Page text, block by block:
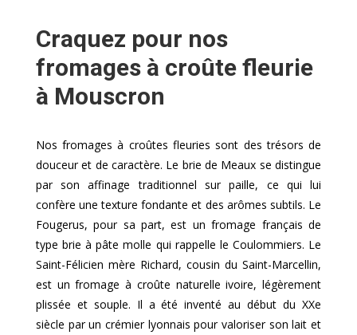
Craquez pour nos
fromages à croûte fleurie
à Mouscron
Nos fromages à croûtes fleuries sont des trésors de
douceur et de caractère. Le brie de Meaux se distingue
par son affinage traditionnel sur paille, ce qui lui
confère une texture fondante et des arômes subtils. Le
Fougerus, pour sa part, est un fromage français de
type brie à pâte molle qui rappelle le Coulommiers. Le
Saint-Félicien mère Richard, cousin du Saint-Marcellin,
est un fromage à croûte naturelle ivoire, légèrement
plissée et souple. Il a été inventé au début du XXe
siècle par un crémier lyonnais pour valoriser son lait et